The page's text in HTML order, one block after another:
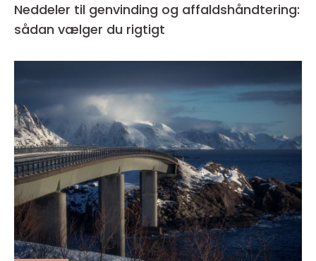
Neddeler til genvinding og affaldshåndtering:
sådan vælger du rigtigt